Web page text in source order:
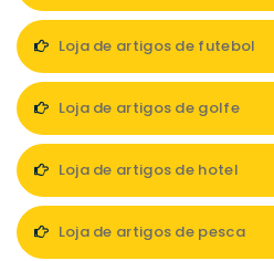
Loja de artigos de futebol
Loja de artigos de golfe
Loja de artigos de hotel
Loja de artigos de pesca